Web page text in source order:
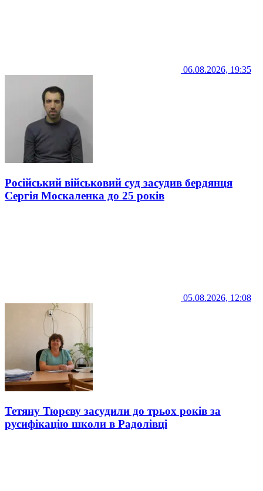
06.08.2026, 19:35
Російський військовий суд засудив бердянця
Сергія Москаленка до 25 років
05.08.2026, 12:08
Тетяну Тюрєву засудили до трьох років за
русифікацію школи в Радолівці